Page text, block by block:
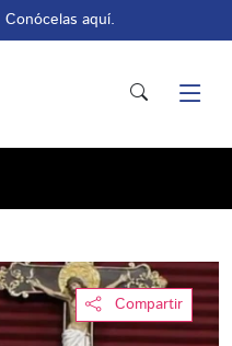
Conócelas aquí.
Compartir